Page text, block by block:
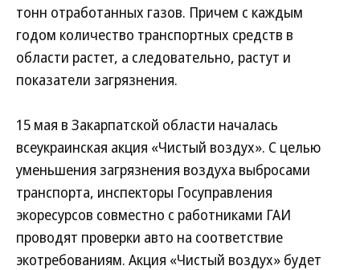
тонн отработанных газов. Причем с каждым
годом количество транспортных средств в
области растет, а следовательно, растут и
показатели загрязнения.
15 мая в Закарпатской области началась
всеукраинская акция «Чистый воздух». С целью
уменьшения загрязнения воздуха выбросами
транспорта, инспекторы Госуправления
экоресурсов совместно с работниками ГАИ
проводят проверки авто на соответствие
экотребованиям. Акция «Чистый воздух» будет